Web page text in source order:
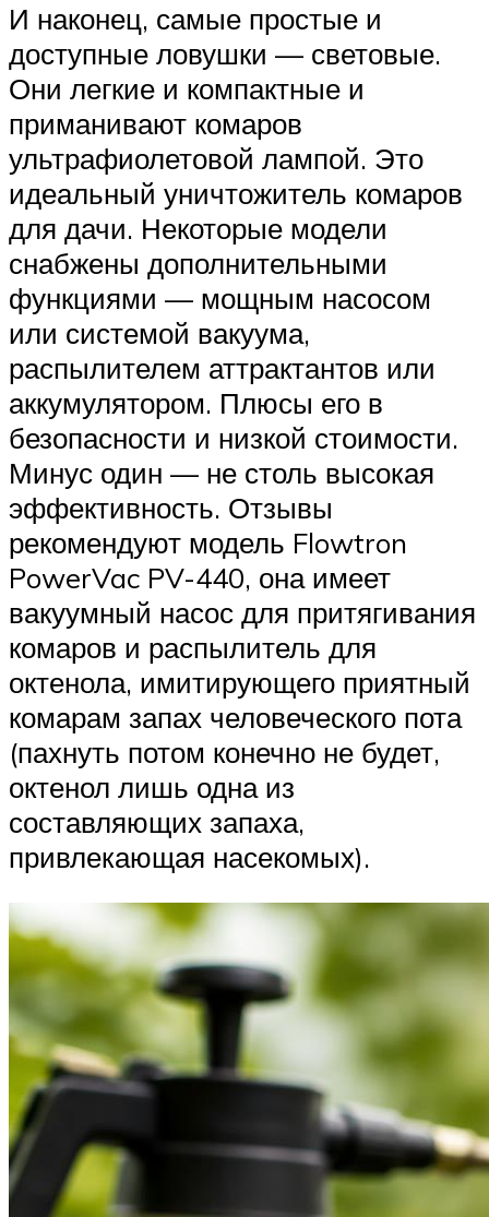
И наконец, самые простые и
доступные ловушки — световые.
Они легкие и компактные и
приманивают комаров
ультрафиолетовой лампой. Это
идеальный уничтожитель комаров
для дачи. Некоторые модели
снабжены дополнительными
функциями — мощным насосом
или системой вакуума,
распылителем аттрактантов или
аккумулятором. Плюсы его в
безопасности и низкой стоимости.
Минус один — не столь высокая
эффективность. Отзывы
рекомендуют модель Flowtron
PowerVac PV-440, она имеет
вакуумный насос для притягивания
комаров и распылитель для
октенола, имитирующего приятный
комарам запах человеческого пота
(пахнуть потом конечно не будет,
октенол лишь одна из
составляющих запаха,
привлекающая насекомых).